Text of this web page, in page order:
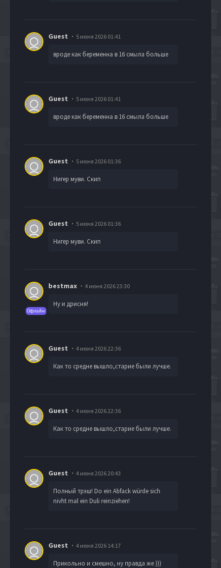
Guest 5 июня 2026 01:41
вроде как беременна в 16 смыла больше
Guest 5 июня 2026 01:41
вроде как беременна в 16 смыла больше
Guest 5 июня 2026 01:36
Нигер муви. Скип
Guest 5 июня 2026 01:36
Нигер муви. Скип
Офлайн
bestmax 4 июня 2026 23:30
Ну и дрисня!
Guest 4 июня 2026 22:36
Как то средне вышло,старие были лучше.
Guest 4 июня 2026 22:36
Как то средне вышло,старие были лучше.
Guest 4 июня 2026 20:43
Полный трэш! Do ein Abfack würde sich
nivht mal ein Duli reinziehen!
Guest 4 июня 2026 14:17
Прикольно и смешно, ну правда же )))